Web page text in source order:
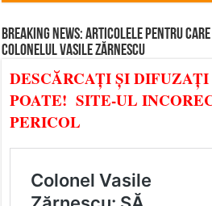
BREAKING NEWS: ARTICOLELE PENTRU
COLONELUL VASILE ZĂRNESCU
DESCĂRCAȚI ȘI
POATE! SITE-UL
PERICOL